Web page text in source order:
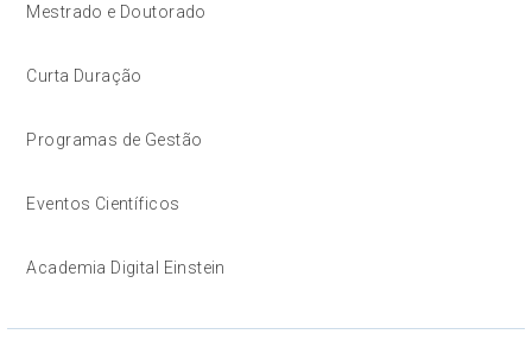
Mestrado e Doutorado
Curta Duração
Programas de Gestão
Eventos Científicos
Academia Digital Einstein